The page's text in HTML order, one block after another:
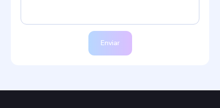
Enviar